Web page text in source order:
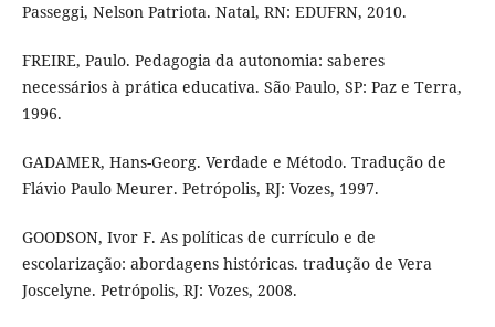
Passeggi, Nelson Patriota. Natal, RN: EDUFRN, 2010.
FREIRE, Paulo. Pedagogia da autonomia: saberes
necessários à prática educativa. São Paulo, SP: Paz e Terra,
1996.
GADAMER, Hans-Georg. Verdade e Método. Tradução de
Flávio Paulo Meurer. Petrópolis, RJ: Vozes, 1997.
GOODSON, Ivor F. As políticas de currículo e de
escolarização: abordagens históricas. tradução de Vera
Joscelyne. Petrópolis, RJ: Vozes, 2008.